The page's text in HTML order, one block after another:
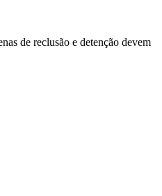
de reclusão e detenção devem